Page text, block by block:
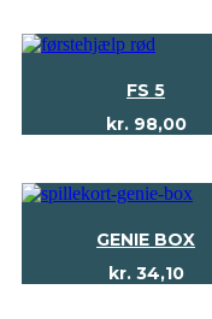
FS 5
kr.98,00
GENIE BOX
kr.34,10